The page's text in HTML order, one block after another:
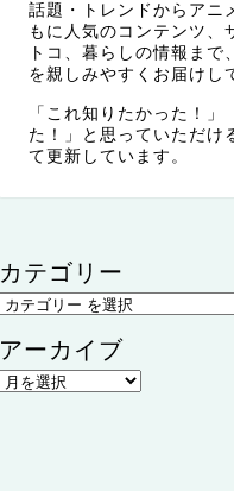
話題・トレンドからアニ
もに人気のコンテンツ、
トコ、暮らしの情報まで
を親しみやすくお届けし
「これ知りたかった！」
た！」と思っていただけ
て更新しています。
カテゴリー
アーカイブ